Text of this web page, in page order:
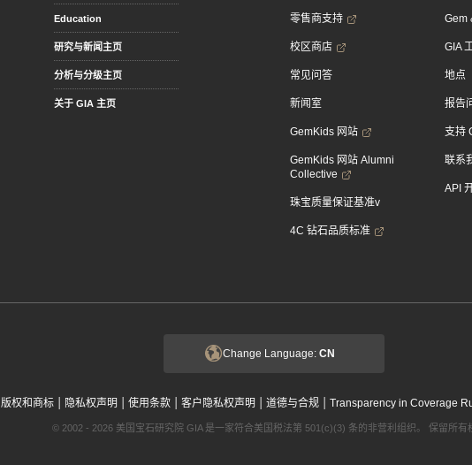
Education
研究与新闻主页
分析与分级主页
关于 GIA 主页
零售商支持
校区商店
常见问答
新闻室
GemKids 网站
GemKids 网站 Alumni
Collective
珠宝质量保证基准v
4C 钻石品质标准
Gem
GIA
地点
报告
支持
联系
API
Change Language: CN
版权和商标 | 隐私权声明 | 使用条款 | 客户隐私权声明 | 道德与合规 | Transparency in Coverage
© 2002 - 2026 美国宝石研究院 GIA 是一家符合美国税法第 501(c)(3) 条的非营利组织。 保留所有